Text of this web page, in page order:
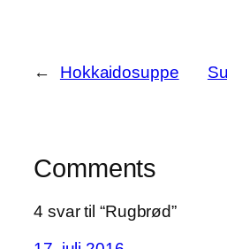
← Hokkaidosuppe
Comments
4 svar til “Rugbrød”